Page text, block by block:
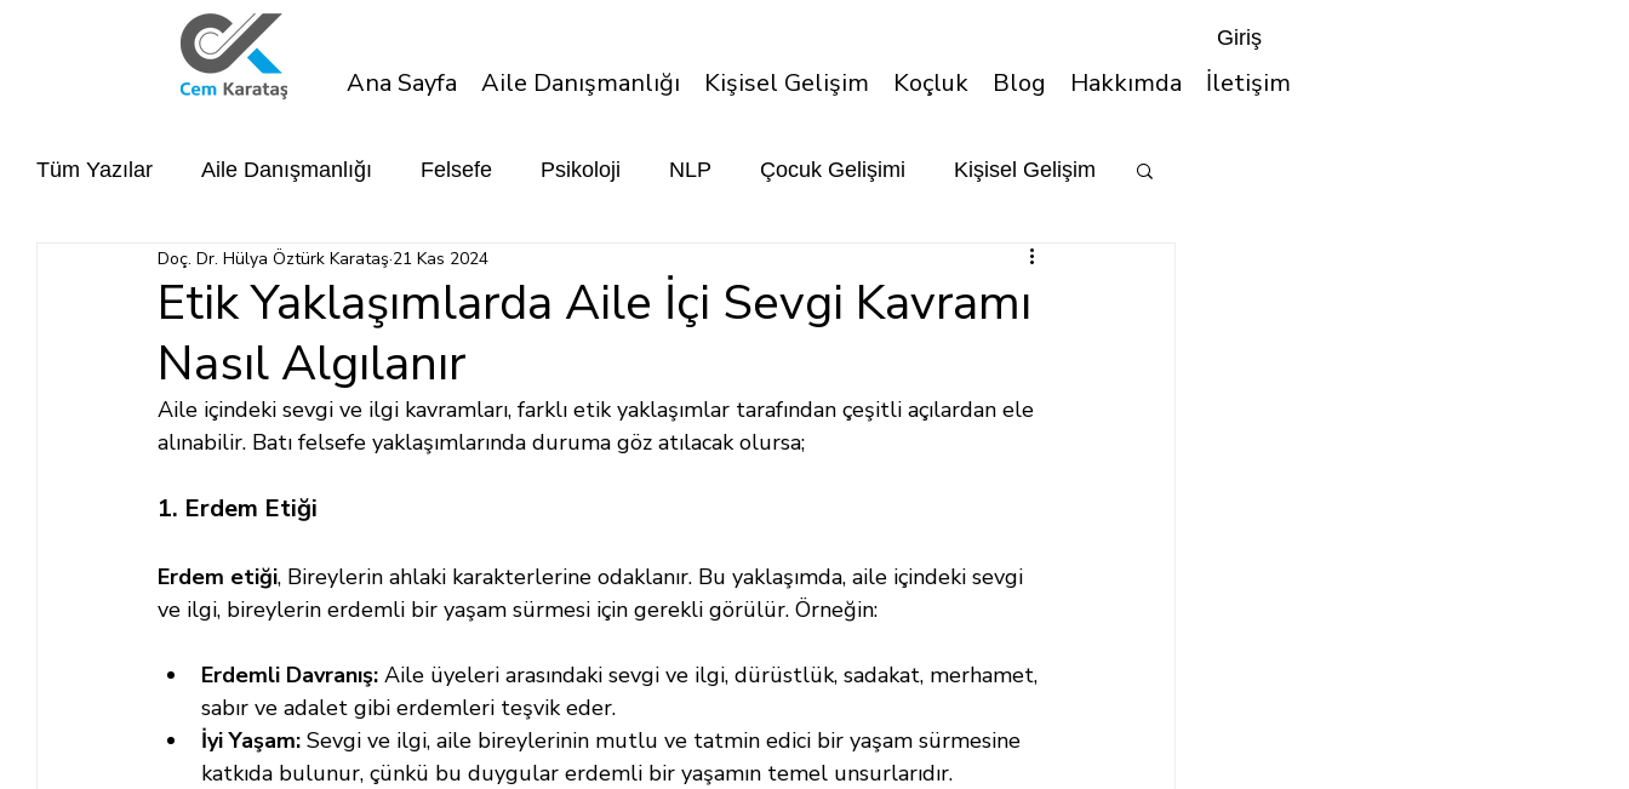
Giriş
Ana Sayfa Aile Danışmanlığı Kişisel Gelişim Koçluk Blog Hakkımda İletişim
Tüm Yazılar Aile Danışmanlığı Felsefe Psikoloji NLP Çocuk Gelişimi Kişisel Gelişim
Etik Yaklaşımlarda Aile İçi Sevgi Kavramı
Nasıl Algılanır
Doç. Dr. Hülya Öztürk Karataş 21 Kas 2024
Aile içindeki sevgi ve ilgi kavramları, farklı etik yaklaşımlar tarafından çeşitli açılardan ele
alınabilir. Batı felsefe yaklaşımlarında duruma göz atılacak olursa;
1. Erdem Etiği
Erdem etiği, Bireylerin ahlaki karakterlerine odaklanır. Bu yaklaşımda, aile içindeki sevgi
ve ilgi, bireylerin erdemli bir yaşam sürmesi için gerekli görülür. Örneğin:
Erdemli Davranış: Aile üyeleri arasındaki sevgi ve ilgi, dürüstlük, sadakat, merhamet,
sabır ve adalet gibi erdemleri teşvik eder.
İyi Yaşam: Sevgi ve ilgi, aile bireylerinin mutlu ve tatmin edici bir yaşam sürmesine
katkıda bulunur, çünkü bu duygular erdemli bir yaşamın temel unsurlarıdır.